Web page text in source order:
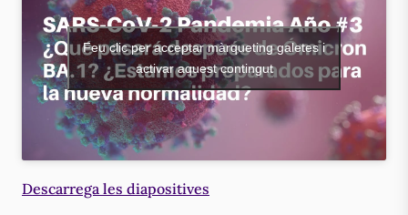
Feu clic per acceptar màrqueting galetes i
activar aquest contingut
Descarrega les diapositives